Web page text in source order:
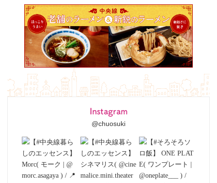
Instagram
@chuosuki